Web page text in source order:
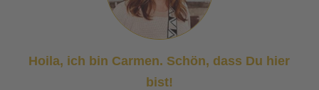
Hoila, ich bin Carmen. Schön, dass Du hier
bist!